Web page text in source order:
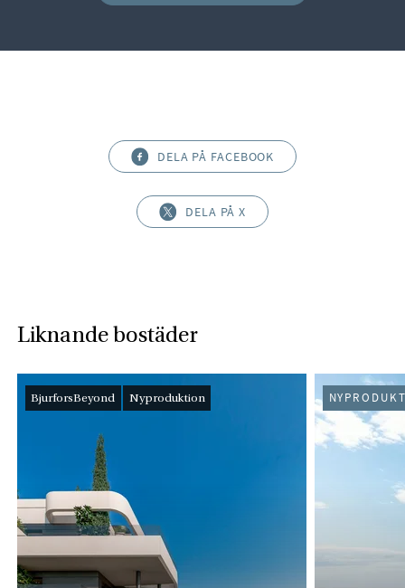
DELA PÅ FACEBOOK
DELA PÅ X
Liknande bostäder
BjurforsBeyond Nyproduktion